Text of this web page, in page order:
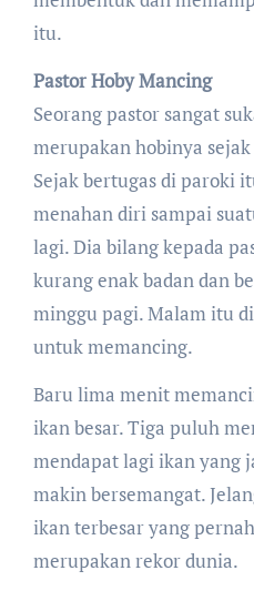
itu.
Pastor Hoby Mancing
Seorang pastor sangat
merupakan hobinya
Sejak bertugas di paroki
menahan diri sampai
lagi. Dia bilang kepada
kurang enak badan dan
minggu pagi. Malam itu
untuk memancing.
Baru lima menit
ikan besar. Tiga puluh
mendapat lagi ikan yang
makin bersemangat.
ikan terbesar yang
merupakan rekor dunia.